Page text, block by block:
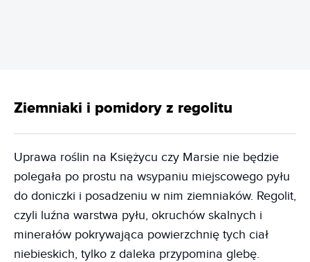
Ziemniaki i pomidory z regolitu
Uprawa roślin na Księżycu czy Marsie nie będzie
polegała po prostu na wsypaniu miejscowego pyłu
do doniczki i posadzeniu w nim ziemniaków. Regolit,
czyli luźna warstwa pyłu, okruchów skalnych i
minerałów pokrywająca powierzchnię tych ciał
niebieskich, tylko z daleka przypomina glebę.